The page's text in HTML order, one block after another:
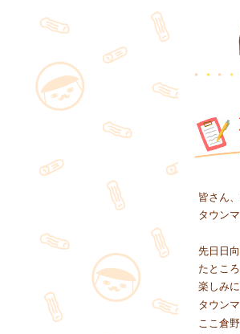
皆さん
タウン
先日日
たとこ
楽しみ
タウン
ここ倉